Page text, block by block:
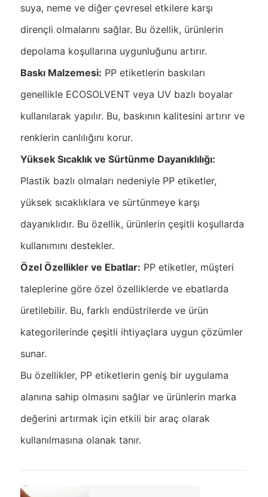
suya, neme ve diğer çevresel etkilere karşı
dirençli olmalarını sağlar. Bu özellik, ürünlerin
depolama koşullarına uygunluğunu artırır.
Baskı Malzemesi: PP etiketlerin baskıları
genellikle ECOSOLVENT veya UV bazlı boyalar
kullanılarak yapılır. Bu, baskının kalitesini artırır ve
renklerin canlılığını korur.
Yüksek Sıcaklık ve Sürtünme Dayanıklılığı:
Plastik bazlı olmaları nedeniyle PP etiketler,
yüksek sıcaklıklara ve sürtünmeye karşı
dayanıklıdır. Bu özellik, ürünlerin çeşitli koşullarda
kullanımını destekler.
Özel Özellikler ve Ebatlar: PP etiketler, müşteri
taleplerine göre özel özelliklerde ve ebatlarda
üretilebilir. Bu, farklı endüstrilerde ve ürün
kategorilerinde çeşitli ihtiyaçlara uygun çözümler
sunar.
Bu özellikler, PP etiketlerin geniş bir uygulama
alanına sahip olmasını sağlar ve ürünlerin marka
değerini artırmak için etkili bir araç olarak
kullanılmasına olanak tanır.